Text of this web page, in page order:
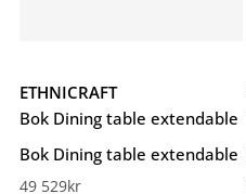
ETHNICRAFT
Bok Dining table extendable
Bok Dining table extendable
49 529kr